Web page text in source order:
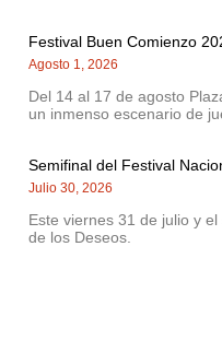
Festival Buen Comienzo
Agosto 1, 2026
Del 14 al 17 de agosto
un inmenso escenario de
Semifinal del Festival
Julio 30, 2026
Este viernes 31 de julio y
de los Deseos.